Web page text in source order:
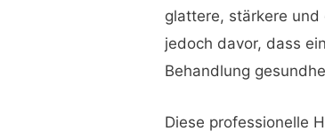
glattere, stärkere und
jedoch davor, dass
Behandlung
Diese professionelle